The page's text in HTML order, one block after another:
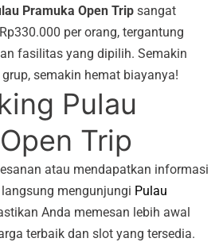
Pramuka Open Trip sangat
per orang, tergantung
fasilitas yang dipilih. Semakin
semakin hemat biayanya!
Pulau
Trip
atau mendapatkan informasi
mengunjungi Pulau
Anda memesan lebih awal
terbaik dan slot yang tersedia.